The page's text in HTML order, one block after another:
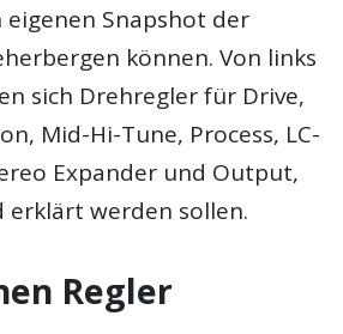
eigenen Snapshot der
können. Von links
sich Drehregler für Drive,
Mid-Hi-Tune, Process, LC-
Expander und Output,
erklärt werden sollen.
Regler